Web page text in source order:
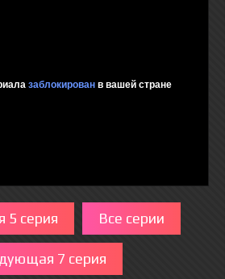
5 серия Все серии
7 серия